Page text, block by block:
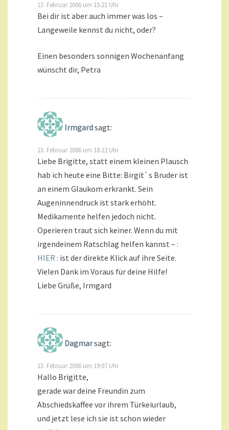
13. Februar 2006 um 15:21 Uhr
Bei dir ist aber auch immer was los –
Langeweile kennst du nicht, oder?
Einen besonders sonnigen Wochenanfang
wünscht dir, Petra
Irmgardsagt:
13. Februar 2006 um 18:22 Uhr
Liebe Brigitte, statt einem kleinen Plausch
hab ich heute eine Bitte: Birgit`s Bruder ist
an einem Glaukom erkrankt. Sein
Augeninnendruck ist stark erhöht.
Medikamente helfen jedoch nicht.
Operieren traut sich keiner. Wenn du mit
irgendeinem Ratschlag helfen kannst – :
HIER : ist der direkte Klick auf ihre Seite.
Vielen Dank im Voraus für deine Hilfe!
Liebe Grüße, Irmgard
Dagmarsagt:
13. Februar 2006 um 19:07 Uhr
Hallo Brigitte,
gerade war deine Freundin zum
Abschiedskaffee vor ihrem Türkeiurlaub,
und jetzt lese ich sie ist schon wieder